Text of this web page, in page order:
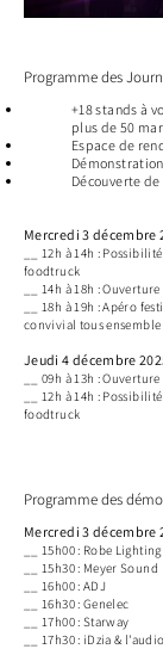
Programme des
+18 stands à
plus de 50
Espace de
Découverte
Mercredi 3 décembre
__12h à 14h :
foodtruck
__ 14h à 18h :
__ 18h à 19h : Apéro
convivial tous ensemble
Jeudi 4 décembre
__ 09h à 13h :
__12h à 14h :
foodtruck
Programme des
Mercredi 3 décembre
__15h00 : Robe Lighting
__ 15h30 : Meyer Sound
__ 16h00 : ADJ
__ 16h30 : Genelec
__ 17h00 : Starway
__ 17h30 : iDzia &